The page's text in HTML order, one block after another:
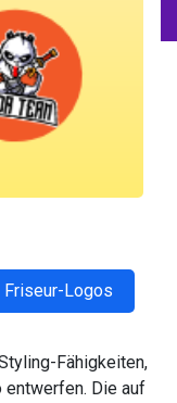
Friseur-Logos
Fähigkeiten,
Die auf